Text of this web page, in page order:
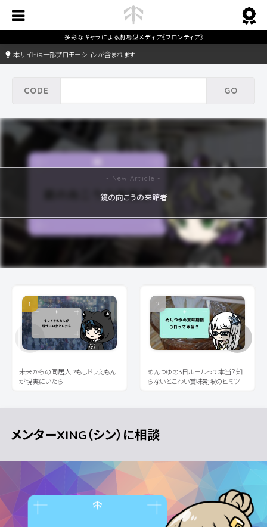
本サイトは一部プロモーションが含まれます.
鏡の向こうの来館者
未来からの同居人!?もしドラえもん
が現実にいたら
めんつゆの3日ルールって本当？知
らないとこわい賞味期限のヒミツ
メンターXING（シン）に相談